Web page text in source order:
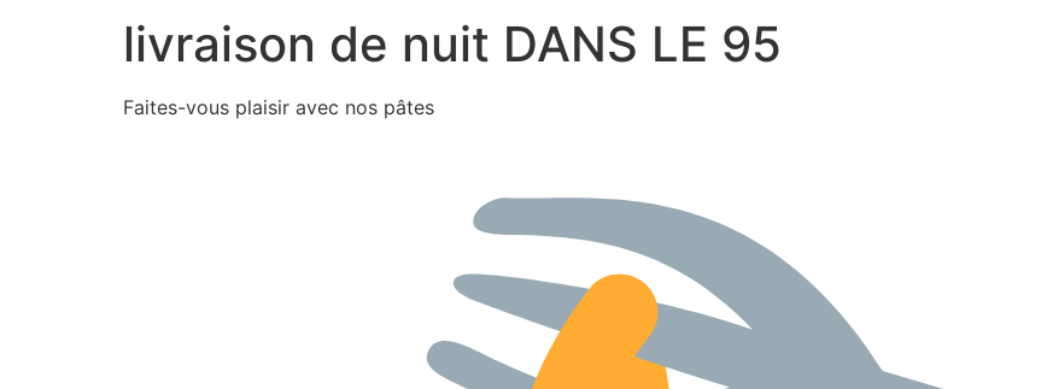
livraison de nuit DANS LE 95
Faites-vous plaisir avec nos pâtes